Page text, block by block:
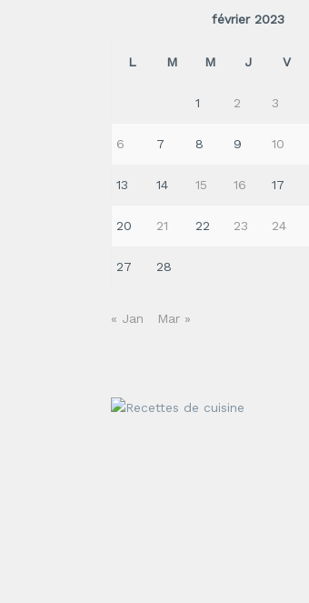
février 2023
L M M J V
1 2 3
6 7 8 9 10
13 14 15 16 17
20 21 22 23 24
27 28
« Jan Mar »